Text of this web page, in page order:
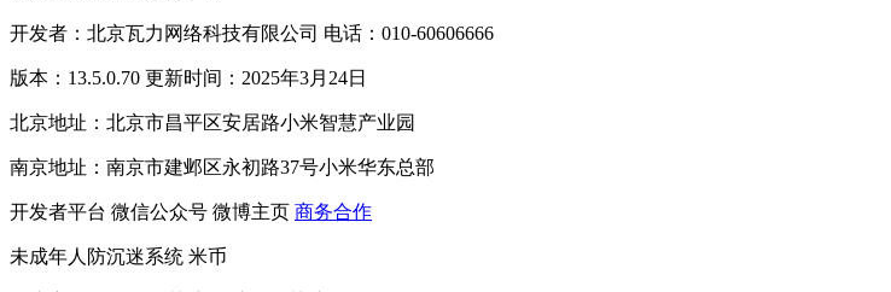
开发者：北京瓦力网络科技有限公司 电话：010-60606666
版本：13.5.0.70 更新时间：2025年3月24日
北京地址：北京市昌平区安居路小米智慧产业园
南京地址：南京市建邺区永初路37号小米华东总部
开发者平台 微信公众号 微博主页 商务合作
未成年人防沉迷系统 米币